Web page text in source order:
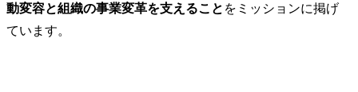
動変容と組織の事業変革を支えること をミッションに掲げ
ています。